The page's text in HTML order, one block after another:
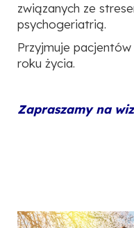
związanych ze
psychogeriatrią.
Przyjmuje pacjentów
roku życia.
Zapraszamy na